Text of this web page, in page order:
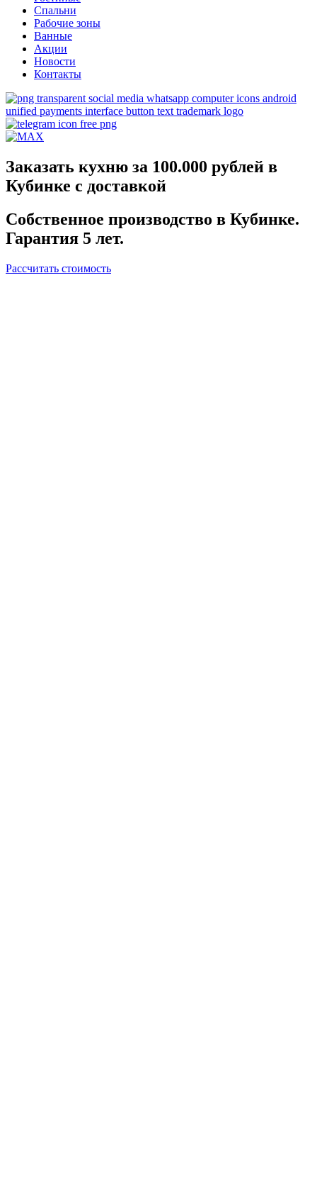
Спальни
Рабочие зоны
Ванные
Акции
Новости
Контакты
Заказать кухню за 100.000 рублей в
Кубинке с доставкой
Собственное производство в Кубинке.
Гарантия 5 лет.
Рассчитать стоимость